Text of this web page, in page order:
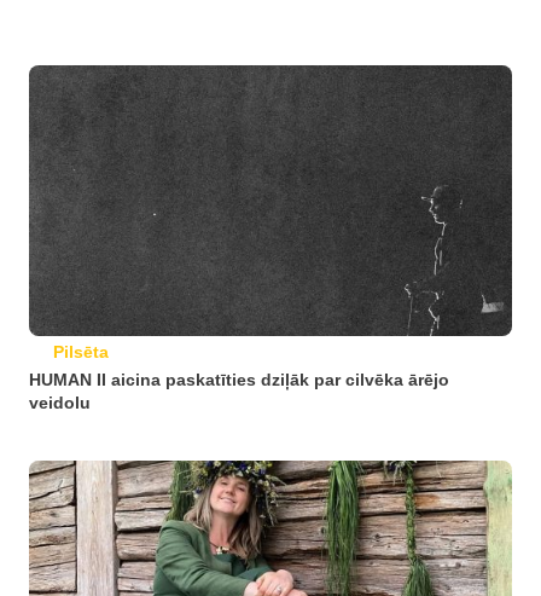
Pilsēta
HUMAN II aicina paskatīties dziļāk par cilvēka ārējo
veidolu